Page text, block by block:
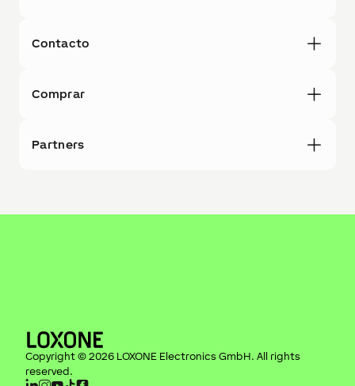
Contacto
Comprar
Partners
Copyright © 2026 LOXONE Electronics GmbH. All rights
reserved.